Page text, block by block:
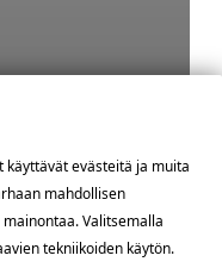
käyttävät evästeitä ja muita
mahdollisen
Valitsemalla
tekniikoiden käytön.